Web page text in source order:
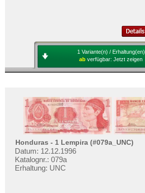
1 Variante(n) / Erhaltung(en)
ab verfügbar: Jetzt zeigen
Honduras - 1 Lempira (#079a_UNC)
Datum: 12.12.1996
Katalognr.: 079a
Erhaltung: UNC